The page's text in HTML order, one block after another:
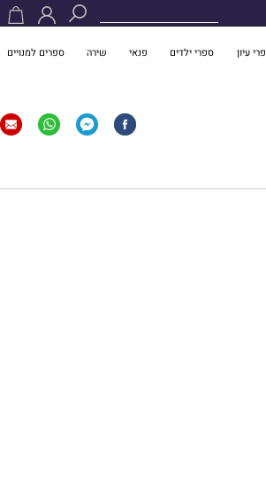
עיון ספרי ילדים פנאי שירה ספרים למנויים